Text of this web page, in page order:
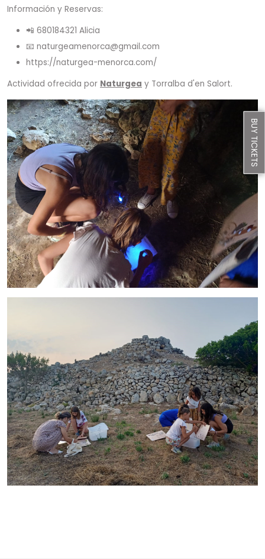
Información y Reservas:
📲 680184321 Alicia
📧 naturgeamenorca@gmail.com
https://naturgea-menorca.com/
Actividad ofrecida por Naturgea y Torralba d'en Salort.
BUY TICKETS